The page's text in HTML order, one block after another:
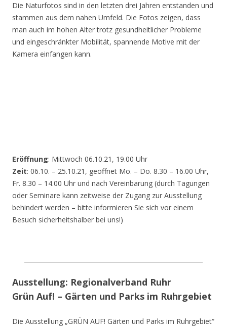
Die Naturfotos sind in den letzten drei Jahren entstanden und
stammen aus dem nahen Umfeld. Die Fotos zeigen, dass
man auch im hohen Alter trotz gesundheitlicher Probleme
und eingeschränkter Mobilität, spannende Motive mit der
Kamera einfangen kann.
Eröffnung: Mittwoch 06.10.21, 19.00 Uhr
Zeit: 06.10. – 25.10.21, geöffnet Mo. – Do. 8.30 – 16.00 Uhr,
Fr. 8.30 – 14.00 Uhr und nach Vereinbarung (durch Tagungen
oder Seminare kann zeitweise der Zugang zur Ausstellung
behindert werden – bitte informieren Sie sich vor einem
Besuch sicherheitshalber bei uns!)
Ausstellung: Regionalverband Ruhr
Grün Auf! – Gärten und Parks im Ruhrgebiet
Die Ausstellung „GRÜN AUF! Gärten und Parks im Ruhrgebiet“